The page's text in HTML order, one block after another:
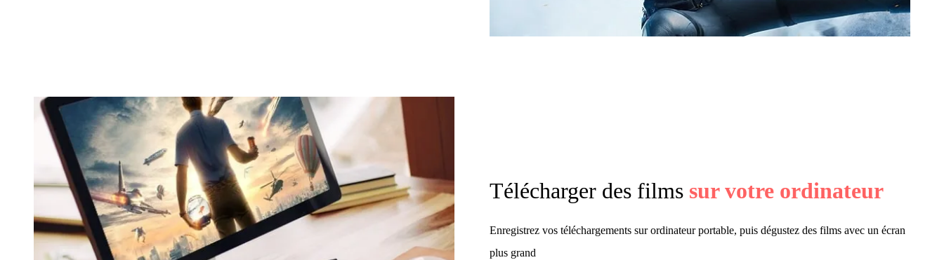
Télécharger des films sur votre ordinateur
Enregistrez vos téléchargements sur ordinateur portable, puis dégustez des films avec un écran
plus grand